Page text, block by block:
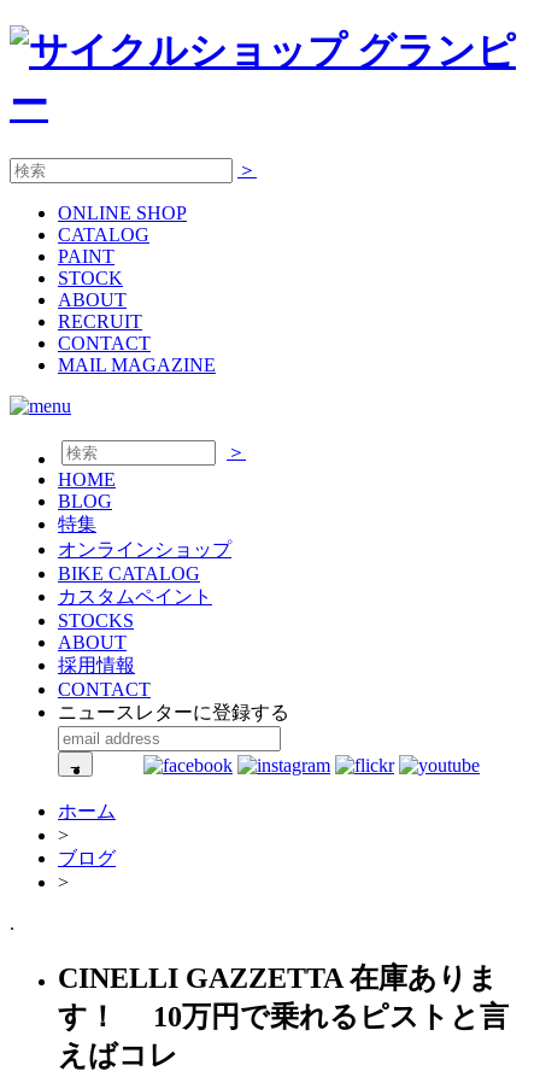
＞
ONLINE SHOP
CATALOG
PAINT
STOCK
ABOUT
RECRUIT
CONTACT
MAIL MAGAZINE
＞
HOME
BLOG
特集
オンラインショップ
BIKE CATALOG
カスタムペイント
STOCKS
ABOUT
採用情報
CONTACT
ニュースレターに登録する
ホーム
>
ブログ
>
.
CINELLI GAZZETTA 在庫ありま
す！ 10万円で乗れるピストと言
えばコレ